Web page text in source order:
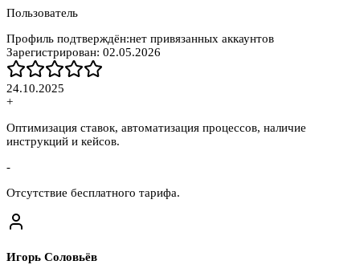
Пользователь
Профиль подтверждён:нет привязанных аккаунтов
Зарегистрирован: 02.05.2026
24.10.2025
+
Оптимизация ставок, автоматизация процессов, наличие
инструкций и кейсов.
-
Отсутствие бесплатного тарифа.
Игорь Соловьёв